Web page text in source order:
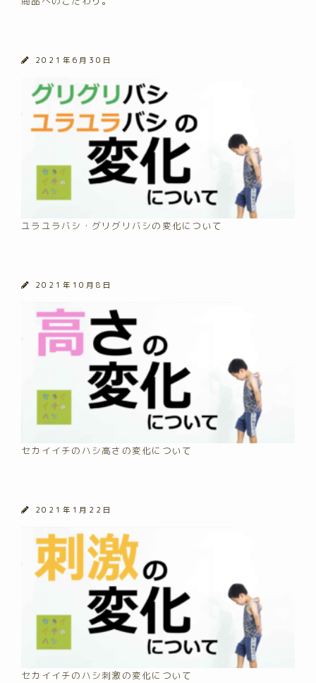
2021年6月30日
ユラユラバシ・グリグリバシの変化について
2021年10月8日
セカイイチのハシ高さの変化について
2021年1月22日
セカイイチのハシ刺激の変化について